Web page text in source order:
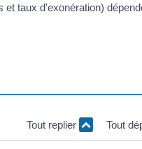
taux d'exonération)
Tout replier Tout